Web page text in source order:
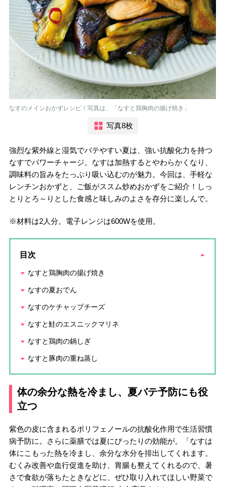
なすのメインおかずレシピ！写真は、「なすと鶏胸肉の揚げ焼き」
写真8枚
強烈な紫外線と湿気でバテやすい夏は、強い抗酸化力を持つ
なすでパワーチャージ。なすは加熱するとやわらかくなり、
調味料の旨みをたっぷり吸い込むのが魅力。今回は、手軽な
レンチンおかずと、ご飯がススム炒めおかずをご紹介！しっ
とりとろ～りとした食感と味しみのよさを存分に楽しんで。
※材料は2人分。電子レンジは600Wを使用。
目次
なすと鶏胸肉の揚げ焼き
なすの夏おでん
なすのケチャップチーズ
なすと鮭のエスニックマリネ
なすと鶏肉の鍋しぎ
なすと豚肉の重ね蒸し
体の余分な熱を冷まし、夏バテ予防にも役
立つ
紫色の皮に含まれるポリフェノールの抗酸化作用で生活習慣
病予防に。さらに薬膳では夏にぴったりの効能が。「なすは
体にこもった熱を冷まし、余分な水分を排出してくれます。
むくみ改善や血行促進を助け、胃腸も整えてくれるので、暑
さで食欲が落ちたときなどに、ぜひ取り入れてほしい野菜で